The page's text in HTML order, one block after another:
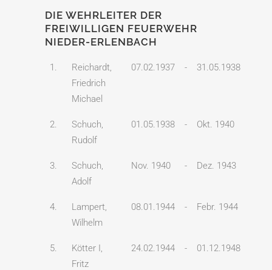
DIE WEHRLEITER DER
FREIWILLIGEN FEUERWEHR
NIEDER-ERLENBACH
1.
Reichardt,
Friedrich
Michael
07.02.1937 - 31.05.1938
2.
Schuch,
Rudolf
01.05.1938 - Okt. 1940
3.
Schuch,
Adolf
Nov. 1940 - Dez. 1943
4.
Lampert,
Wilhelm
08.01.1944 - Febr. 1944
5.
Kötter I,
Fritz
24.02.1944 - 01.12.1948